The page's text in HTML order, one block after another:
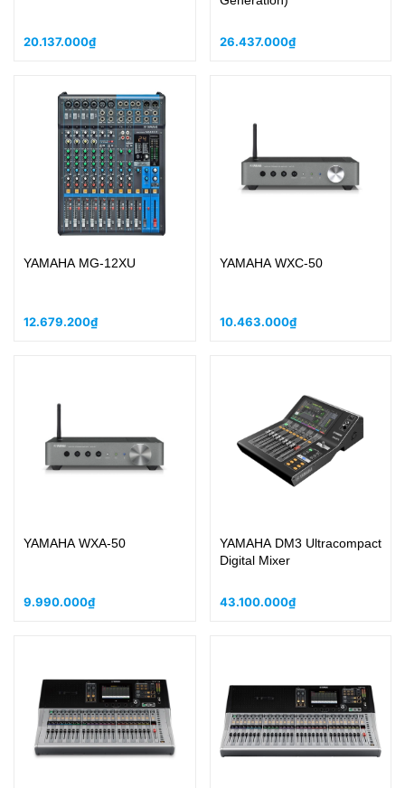
20.137.000₫ 26.437.000₫
YAMAHA MG-12XU
12.679.200₫
YAMAHA WXC-50
10.463.000₫
YAMAHA WXA-50
9.990.000₫
YAMAHA DM3 Ultracompact
Digital Mixer
43.100.000₫